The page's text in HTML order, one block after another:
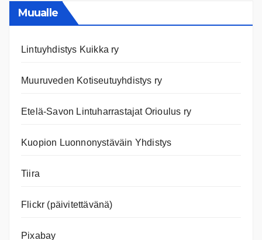
Muualle
Lintuyhdistys Kuikka ry
Muuruveden Kotiseutuyhdistys ry
Etelä-Savon Lintuharrastajat Orioulus ry
Kuopion Luonnonystäväin Yhdistys
Tiira
Flickr (päivitettävänä)
Pixabay